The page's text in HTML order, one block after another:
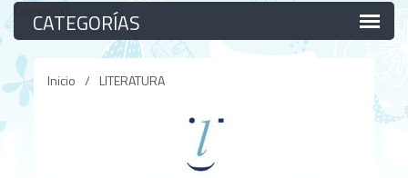
Categorías
Inicio / LITERATURA